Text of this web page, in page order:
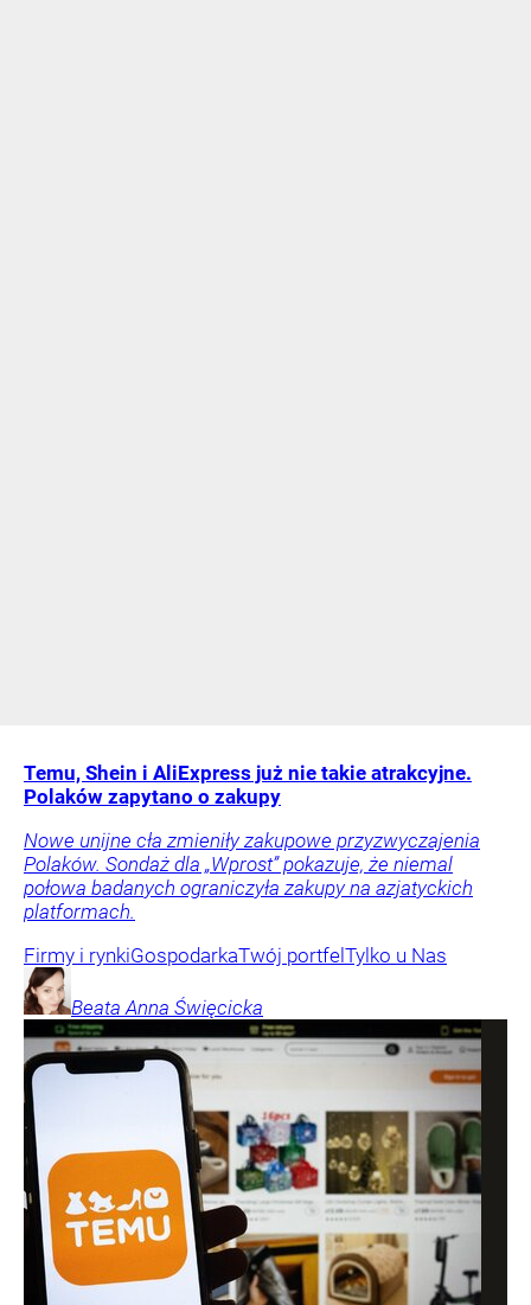
Temu, Shein i AliExpress już nie takie atrakcyjne.
Polaków zapytano o zakupy
Nowe unijne cła zmieniły zakupowe przyzwyczajenia
Polaków. Sondaż dla „Wprost” pokazuje, że niemal
połowa badanych ograniczyła zakupy na azjatyckich
platformach.
Firmy i rynkiGospodarkaTwój portfel Tylko u Nas
Beata Anna Święcicka